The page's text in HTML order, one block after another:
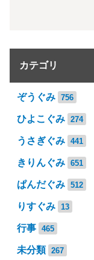
カテゴリ
ぞうぐみ 756
ひよこぐみ 274
うさぎぐみ 441
きりんぐみ 651
ぱんだぐみ 512
りすぐみ 13
行事 465
未分類 267